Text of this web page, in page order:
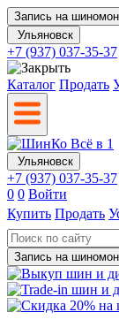
Запись на
Ульяновск
+7 (937) 037-35-37
Каталог Продать
Ульяновск
+7 (937) 037-35-37
0 0 Войти
Купить Продать
Запись на